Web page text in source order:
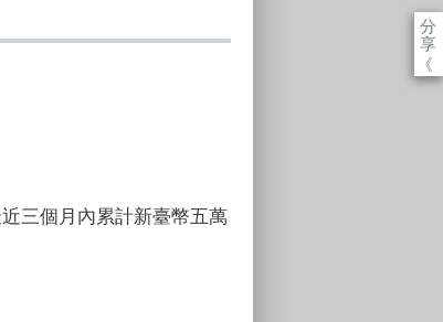
分
享
《
三個月內累計新臺幣五萬